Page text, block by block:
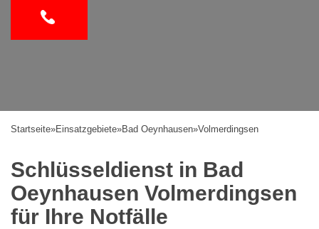
Startseite»Einsatzgebiete»Bad Oeynhausen»Volmerdingsen
Schlüsseldienst in Bad
Oeynhausen Volmerdingsen
für Ihre Notfälle